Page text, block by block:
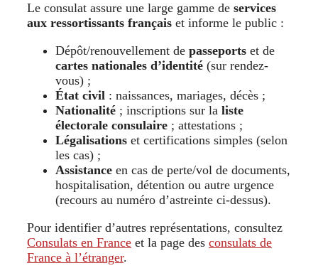
Le consulat assure une large gamme de services
aux ressortissants français et informe le public :
Dépôt/renouvellement de passeports et de
cartes nationales d’identité (sur rendez-
vous) ;
État civil : naissances, mariages, décès ;
Nationalité ; inscriptions sur la liste
électorale consulaire ; attestations ;
Légalisations et certifications simples (selon
les cas) ;
Assistance en cas de perte/vol de documents,
hospitalisation, détention ou autre urgence
(recours au numéro d’astreinte ci-dessus).
Pour identifier d’autres représentations, consultez
Consulats en France et la page des consulats de
France à l’étranger.